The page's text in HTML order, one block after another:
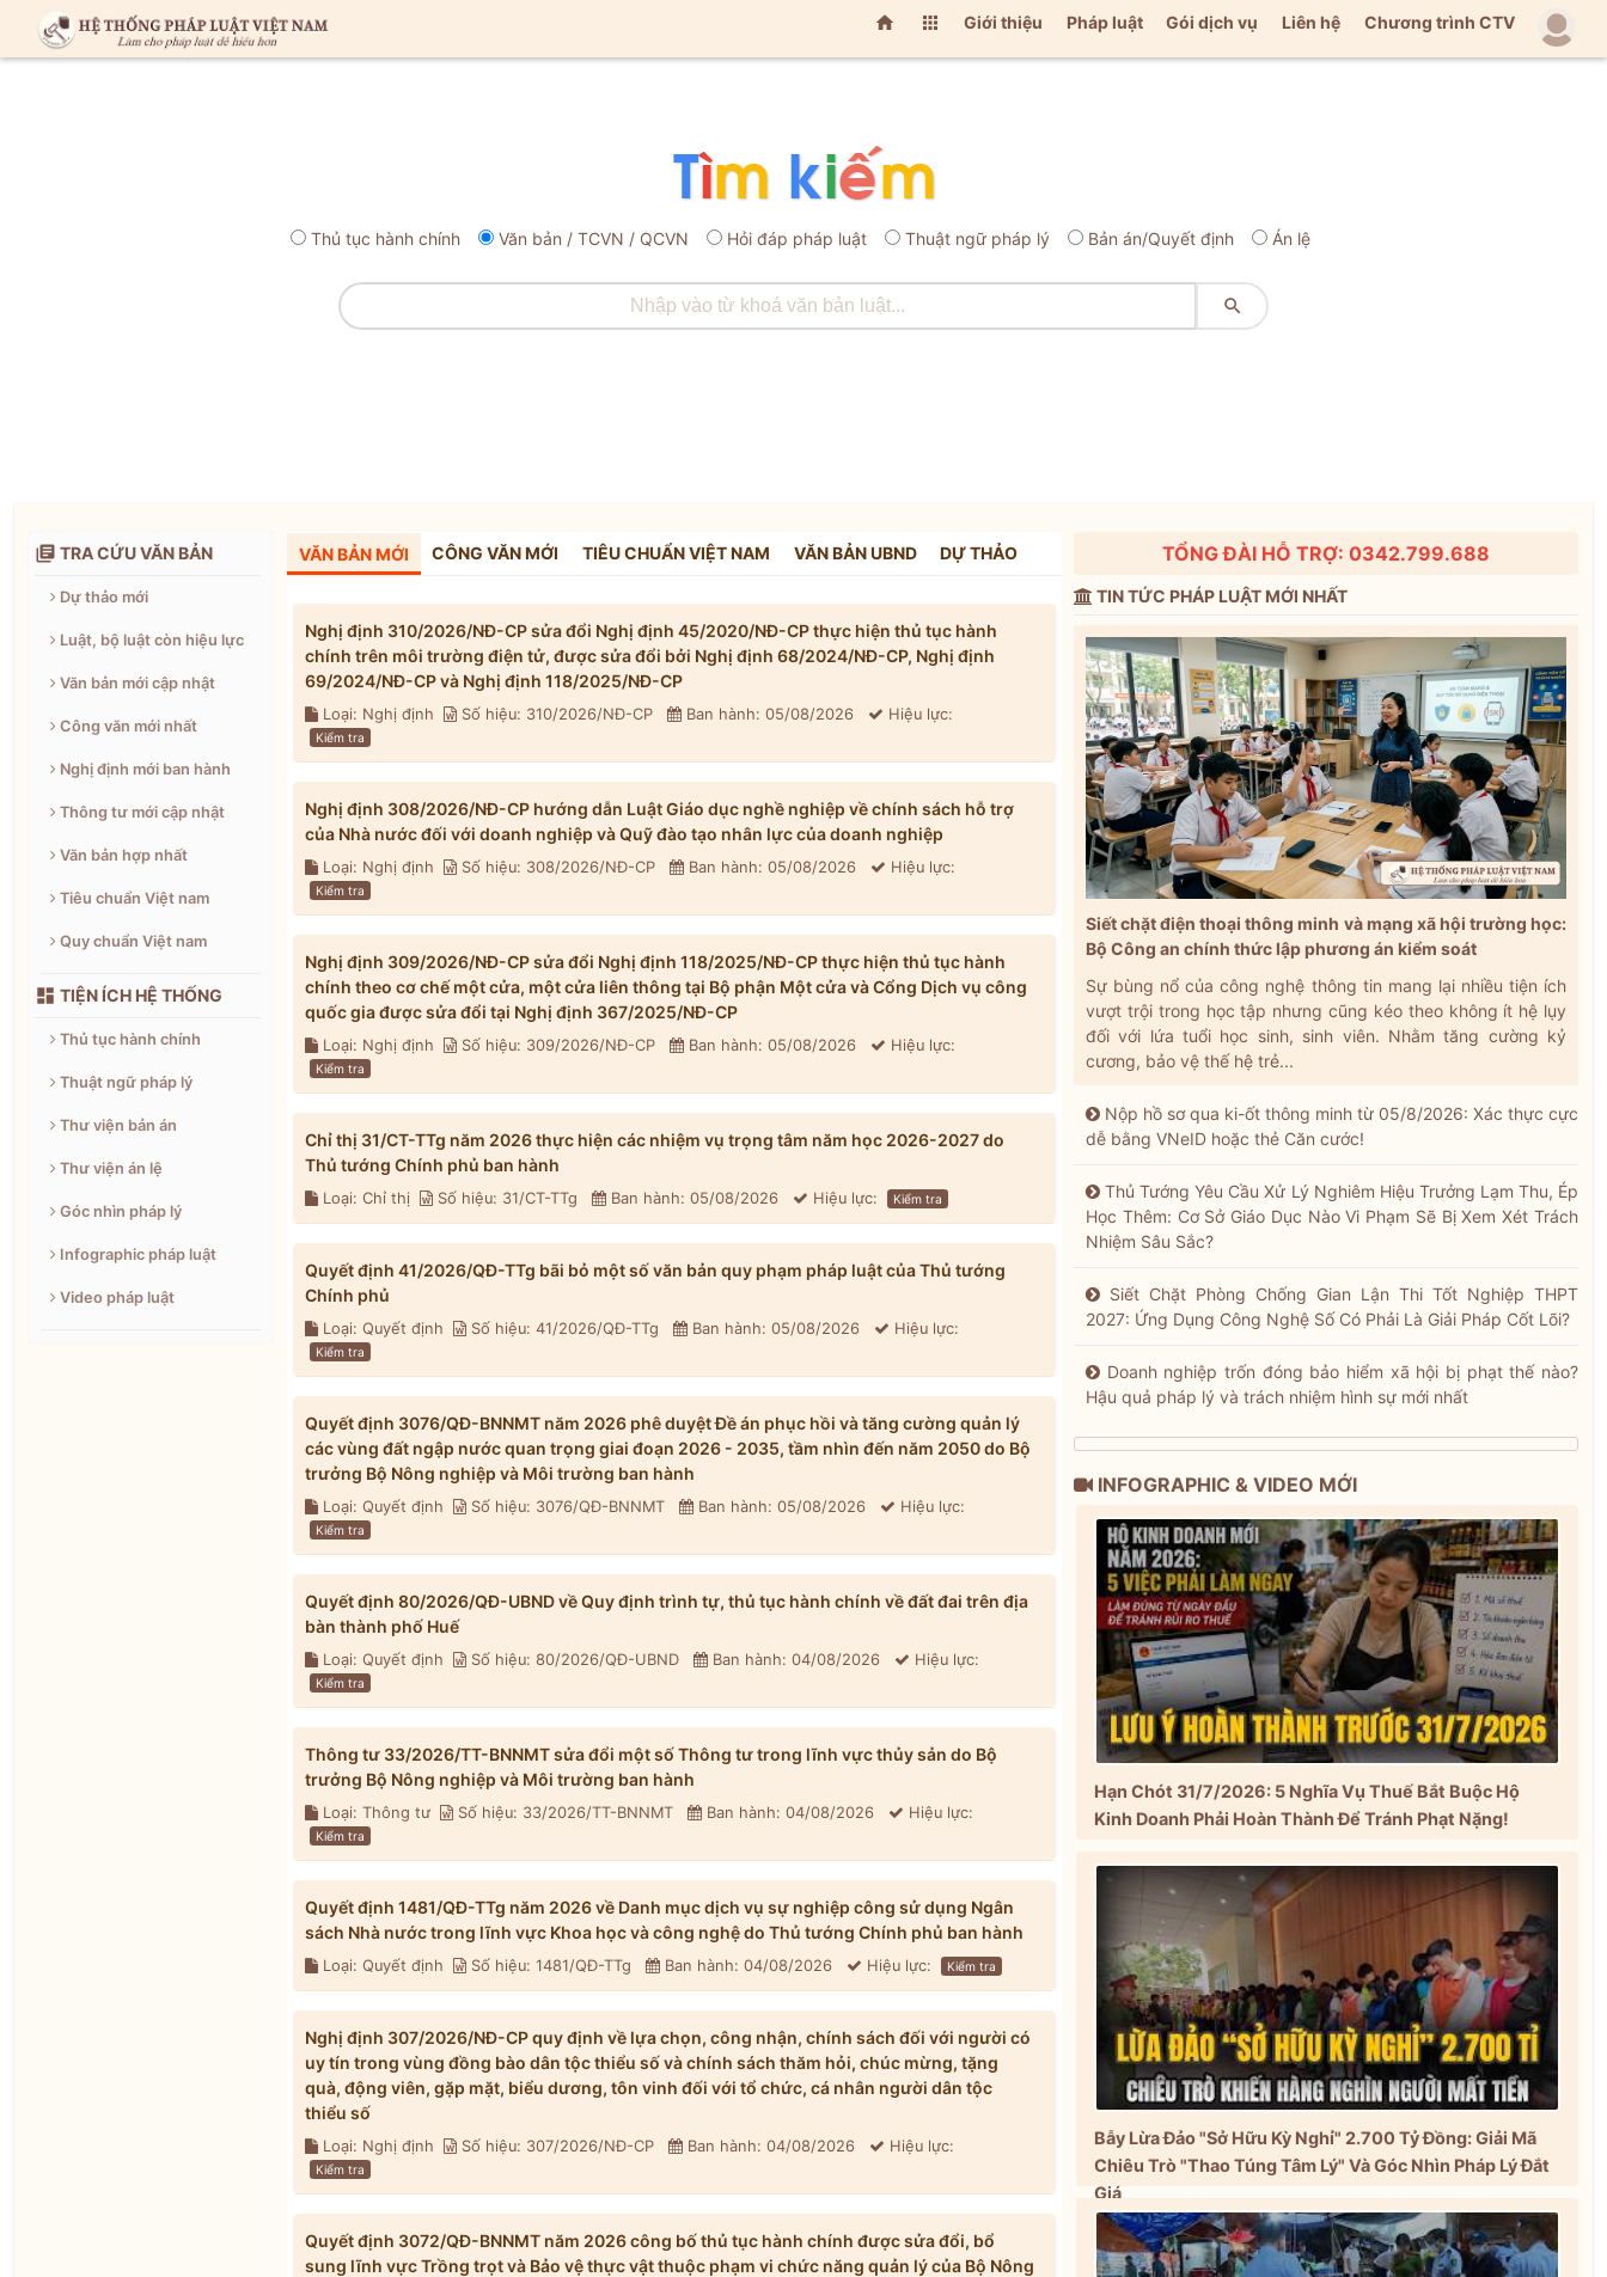
  Giới thiệu Pháp luật Gói dịch vụ Liên hệ Chương trình CTV
Thủ tục hành chính Văn bản / TCVN / QCVN Hỏi đáp pháp luật Thuật ngữ pháp lý Bản án/Quyết định Án lệ

 TRA CỨU VĂN BẢN
Dự thảo mới
Luật, bộ luật còn hiệu lực
Văn bản mới cập nhật
Công văn mới nhất
Nghị định mới ban hành
Thông tư mới cập nhật
Văn bản hợp nhất
Tiêu chuẩn Việt nam
Quy chuẩn Việt nam
 TIỆN ÍCH HỆ THỐNG
Thủ tục hành chính
Thuật ngữ pháp lý
Thư viện bản án
Thư viện án lệ
Góc nhìn pháp lý
Infographic pháp luật
Video pháp luật
VĂN BẢN MỚI CÔNG VĂN MỚI TIÊU CHUẨN VIỆT NAM VĂN BẢN UBND DỰ THẢO
Nghị định 310/2026/NĐ-CP sửa đổi Nghị định 45/2020/NĐ-CP thực hiện thủ tục hành
chính trên môi trường điện tử, được sửa đổi bởi Nghị định 68/2024/NĐ-CP, Nghị định
69/2024/NĐ-CP và Nghị định 118/2025/NĐ-CP
Loại: Nghị định Số hiệu: 310/2026/NĐ-CP Ban hành: 05/08/2026 Hiệu lực:
Kiểm tra
Nghị định 308/2026/NĐ-CP hướng dẫn Luật Giáo dục nghề nghiệp về chính sách hỗ trợ
của Nhà nước đối với doanh nghiệp và Quỹ đào tạo nhân lực của doanh nghiệp
Loại: Nghị định Số hiệu: 308/2026/NĐ-CP Ban hành: 05/08/2026 Hiệu lực:
Kiểm tra
Nghị định 309/2026/NĐ-CP sửa đổi Nghị định 118/2025/NĐ-CP thực hiện thủ tục hành
chính theo cơ chế một cửa, một cửa liên thông tại Bộ phận Một cửa và Cổng Dịch vụ công
quốc gia được sửa đổi tại Nghị định 367/2025/NĐ-CP
Loại: Nghị định Số hiệu: 309/2026/NĐ-CP Ban hành: 05/08/2026 Hiệu lực:
Kiểm tra
Chỉ thị 31/CT-TTg năm 2026 thực hiện các nhiệm vụ trọng tâm năm học 2026-2027 do
Thủ tướng Chính phủ ban hành
Loại: Chỉ thị Số hiệu: 31/CT-TTg Ban hành: 05/08/2026 Hiệu lực: Kiểm tra
Quyết định 41/2026/QĐ-TTg bãi bỏ một số văn bản quy phạm pháp luật của Thủ tướng
Chính phủ
Loại: Quyết định Số hiệu: 41/2026/QĐ-TTg Ban hành: 05/08/2026 Hiệu lực:
Kiểm tra
Quyết định 3076/QĐ-BNNMT năm 2026 phê duyệt Đề án phục hồi và tăng cường quản lý
các vùng đất ngập nước quan trọng giai đoạn 2026 - 2035, tầm nhìn đến năm 2050 do Bộ
trưởng Bộ Nông nghiệp và Môi trường ban hành
Loại: Quyết định Số hiệu: 3076/QĐ-BNNMT Ban hành: 05/08/2026 Hiệu lực:
Kiểm tra
Quyết định 80/2026/QĐ-UBND về Quy định trình tự, thủ tục hành chính về đất đai trên địa
bàn thành phố Huế
Loại: Quyết định Số hiệu: 80/2026/QĐ-UBND Ban hành: 04/08/2026 Hiệu lực:
Kiểm tra
Thông tư 33/2026/TT-BNNMT sửa đổi một số Thông tư trong lĩnh vực thủy sản do Bộ
trưởng Bộ Nông nghiệp và Môi trường ban hành
Loại: Thông tư Số hiệu: 33/2026/TT-BNNMT Ban hành: 04/08/2026 Hiệu lực:
Kiểm tra
Quyết định 1481/QĐ-TTg năm 2026 về Danh mục dịch vụ sự nghiệp công sử dụng Ngân
sách Nhà nước trong lĩnh vực Khoa học và công nghệ do Thủ tướng Chính phủ ban hành
Loại: Quyết định Số hiệu: 1481/QĐ-TTg Ban hành: 04/08/2026 Hiệu lực: Kiểm tra
Nghị định 307/2026/NĐ-CP quy định về lựa chọn, công nhận, chính sách đối với người có
uy tín trong vùng đồng bào dân tộc thiểu số và chính sách thăm hỏi, chúc mừng, tặng
quà, động viên, gặp mặt, biểu dương, tôn vinh đối với tổ chức, cá nhân người dân tộc
thiểu số
Loại: Nghị định Số hiệu: 307/2026/NĐ-CP Ban hành: 04/08/2026 Hiệu lực:
Kiểm tra
Quyết định 3072/QĐ-BNNMT năm 2026 công bố thủ tục hành chính được sửa đổi, bổ
sung lĩnh vực Trồng trọt và Bảo vệ thực vật thuộc phạm vi chức năng quản lý của Bộ Nông
TỔNG ĐÀI HỖ TRỢ: 0342.799.688
TIN TỨC PHÁP LUẬT MỚI NHẤT
Siết chặt điện thoại thông minh và mạng xã hội trường học:
Bộ Công an chính thức lập phương án kiểm soát
Sự bùng nổ của công nghệ thông tin mang lại nhiều tiện ích
vượt trội trong học tập nhưng cũng kéo theo không ít hệ lụy
đối với lứa tuổi học sinh, sinh viên. Nhằm tăng cường kỷ
cương, bảo vệ thế hệ trẻ...
Nộp hồ sơ qua ki-ốt thông minh từ 05/8/2026: Xác thực cực
dễ bằng VNeID hoặc thẻ Căn cước!
Thủ Tướng Yêu Cầu Xử Lý Nghiêm Hiệu Trưởng Lạm Thu, Ép
Học Thêm: Cơ Sở Giáo Dục Nào Vi Phạm Sẽ Bị Xem Xét Trách
Nhiệm Sâu Sắc?
Siết Chặt Phòng Chống Gian Lận Thi Tốt Nghiệp THPT
2027: Ứng Dụng Công Nghệ Số Có Phải Là Giải Pháp Cốt Lõi?
Doanh nghiệp trốn đóng bảo hiểm xã hội bị phạt thế nào?
Hậu quả pháp lý và trách nhiệm hình sự mới nhất
INFOGRAPHIC & VIDEO MỚI
Hạn Chót 31/7/2026: 5 Nghĩa Vụ Thuế Bắt Buộc Hộ
Kinh Doanh Phải Hoàn Thành Để Tránh Phạt Nặng!
Bẫy Lừa Đảo "Sở Hữu Kỳ Nghỉ" 2.700 Tỷ Đồng: Giải Mã
Chiêu Trò "Thao Túng Tâm Lý" Và Góc Nhìn Pháp Lý Đắt
Giá